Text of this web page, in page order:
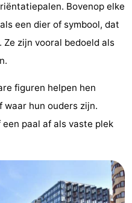
Bovenop elke
een dier of symbool, dat
zijn vooral bedoeld als
figuren helpen hen
hun ouders zijn.
een paal af als vaste plek